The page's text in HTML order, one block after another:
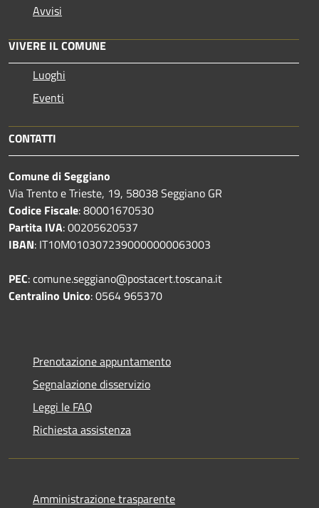
Avvisi
VIVERE IL COMUNE
Luoghi
Eventi
CONTATTI
Comune di Seggiano
Via Trento e Trieste, 19, 58038 Seggiano GR
Codice Fiscale: 80001670530
Partita IVA: 00205620537
IBAN: IT10M0103072390000000063003
PEC: comune.seggiano@postacert.toscana.it
Centralino Unico: 0564 965370
Prenotazione appuntamento
Segnalazione disservizio
Leggi le FAQ
Richiesta assistenza
Amministrazione trasparente